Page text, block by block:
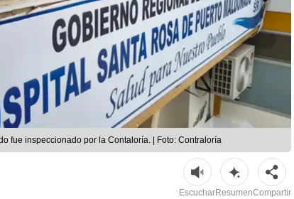
fue inspeccionado por la Contaloría. | Foto: Contraloría
EscucharResumenCompartir